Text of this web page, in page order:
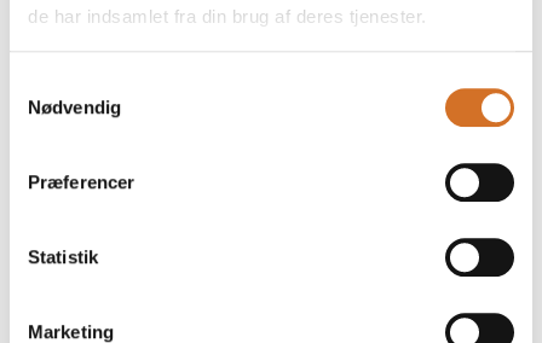
de har indsamlet fra din brug af deres tjenester.
Nødvendig
Præferencer
Statistik
Marketing
Foodexpo
Dette produkt kan opleves på udstillerens stand på messen